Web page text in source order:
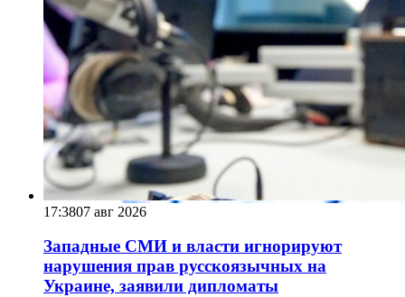
17:3807 авг 2026
Западные СМИ и власти игнорируют
нарушения прав русскоязычных на
Украине, заявили дипломаты